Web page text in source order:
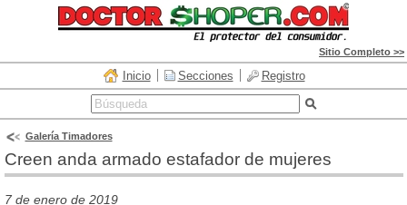
Sitio Completo >>
Inicio Secciones Registro
Galería Timadores
Creen anda armado estafador de mujeres
7 de enero de 2019